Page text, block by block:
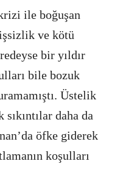
ile boğuşan
işsizlik ve kötü
bir yıldır
bile bozuk
Üstelik
daha da
öfke giderek
koşulları